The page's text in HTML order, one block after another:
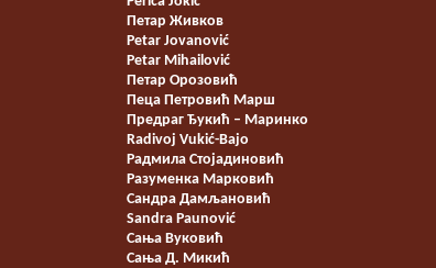
Петар Живков
Petar Jovanović
Petar Mihailović
Петар Орозовић
Пеца Петровић Марш
Предраг Ђукић – Маринко
Radivoj Vukić-Bajo
Радмила Стојадиновић
Разуменка Марковић
Сандра Дамљановић
Sandra Paunović
Сања Вуковић
Сања Д. Микић